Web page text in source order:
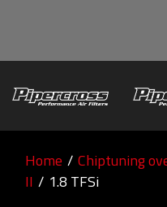
Home / Chiptuning
II / 1.8 TFSi